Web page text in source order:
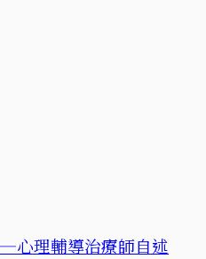
心理輔導治療師自述